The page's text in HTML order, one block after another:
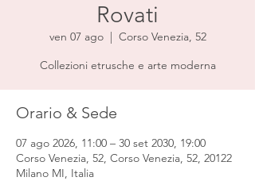
Rovati
ven 07 ago
  |
Corso Venezia, 52
Collezioni etrusche e arte moderna
Orario & Sede
07 ago 2026, 11:00 – 30 set 2030, 19:00
Corso Venezia, 52, Corso Venezia, 52, 20122
Milano MI, Italia